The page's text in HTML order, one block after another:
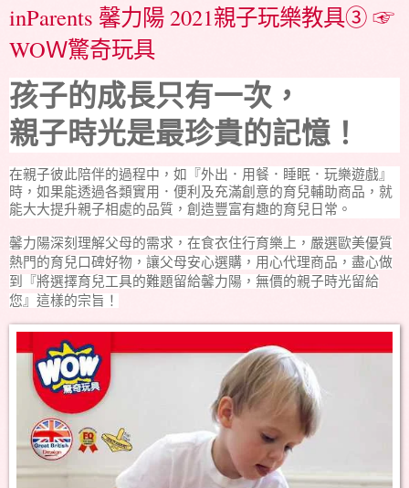
inParents 馨力陽 2021親子玩樂教具③ ☞
WOＷ驚奇玩具
孩子的成長只有一次，
親子時光是最珍貴的記憶！
在親子彼此陪伴的過程中，如『外出．用餐．睡眠．玩樂遊戲』
時，如果能透過各類實用．便利及充滿創意的育兒輔助商品，就
能大大提升親子相處的品質，創造豐富有趣的育兒日常。
馨力陽深刻理解父母的需求，在食衣住行育樂上，嚴選歐美優質
熱門的育兒口碑好物，讓父母安心選購，用心代理商品，盡心做
到『將選擇育兒工具的難題留給馨力陽，無價的親子時光留給
您』這樣的宗旨！